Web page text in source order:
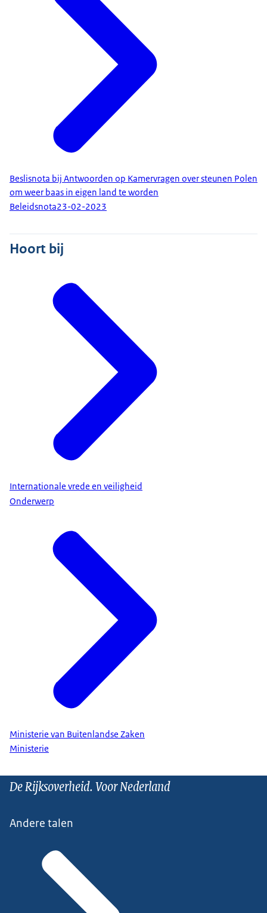
Beslisnota bij Antwoorden op Kamervragen over steunen Polen
om weer baas in eigen land te worden
Beleidsnota23-02-2023
Hoort bij
Internationale vrede en veiligheid
Onderwerp
Ministerie van Buitenlandse Zaken
Ministerie
De Rijksoverheid. Voor Nederland
Andere talen